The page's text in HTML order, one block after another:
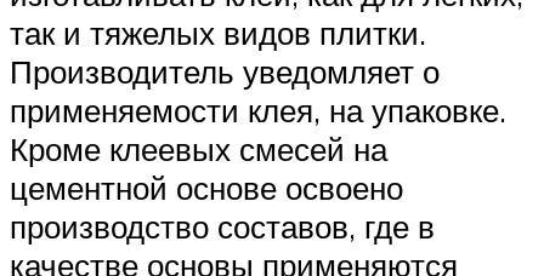
так и тяжелых видов плитки.
Производитель уведомляет о
применяемости клея, на упаковке.
Кроме клеевых смесей на
цементной основе освоено
производство составов, где в
качестве основы применяются